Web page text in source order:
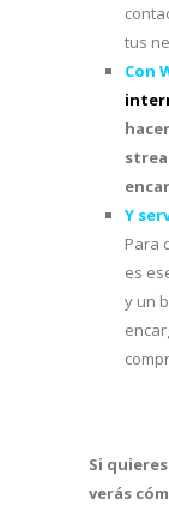
tus
Con
Y
Para
es
y un
Si
verás